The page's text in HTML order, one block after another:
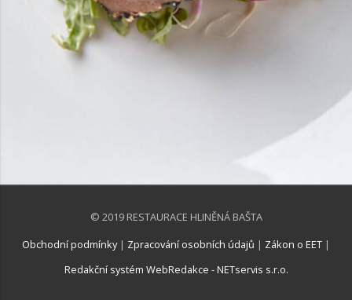
© 2019 RESTAURACE HLINĚNÁ BAŠTA
Obchodní podmínky | Zpracování osobních údajů | Zákon o EET |
Redakční systém WebRedakce - NETservis s.r.o.